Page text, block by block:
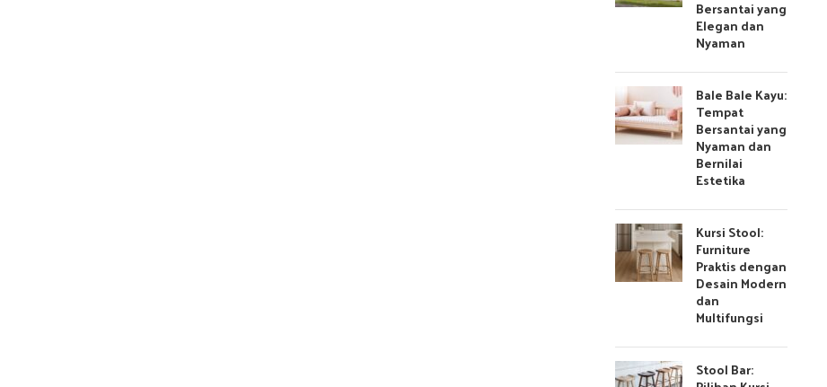
Bersantai yang
Elegan dan
Nyaman
Bale Bale Kayu:
Tempat
Bersantai yang
Nyaman dan
Bernilai
Estetika
Kursi Stool:
Furniture
Praktis dengan
Desain Modern
dan
Multifungsi
Stool Bar: